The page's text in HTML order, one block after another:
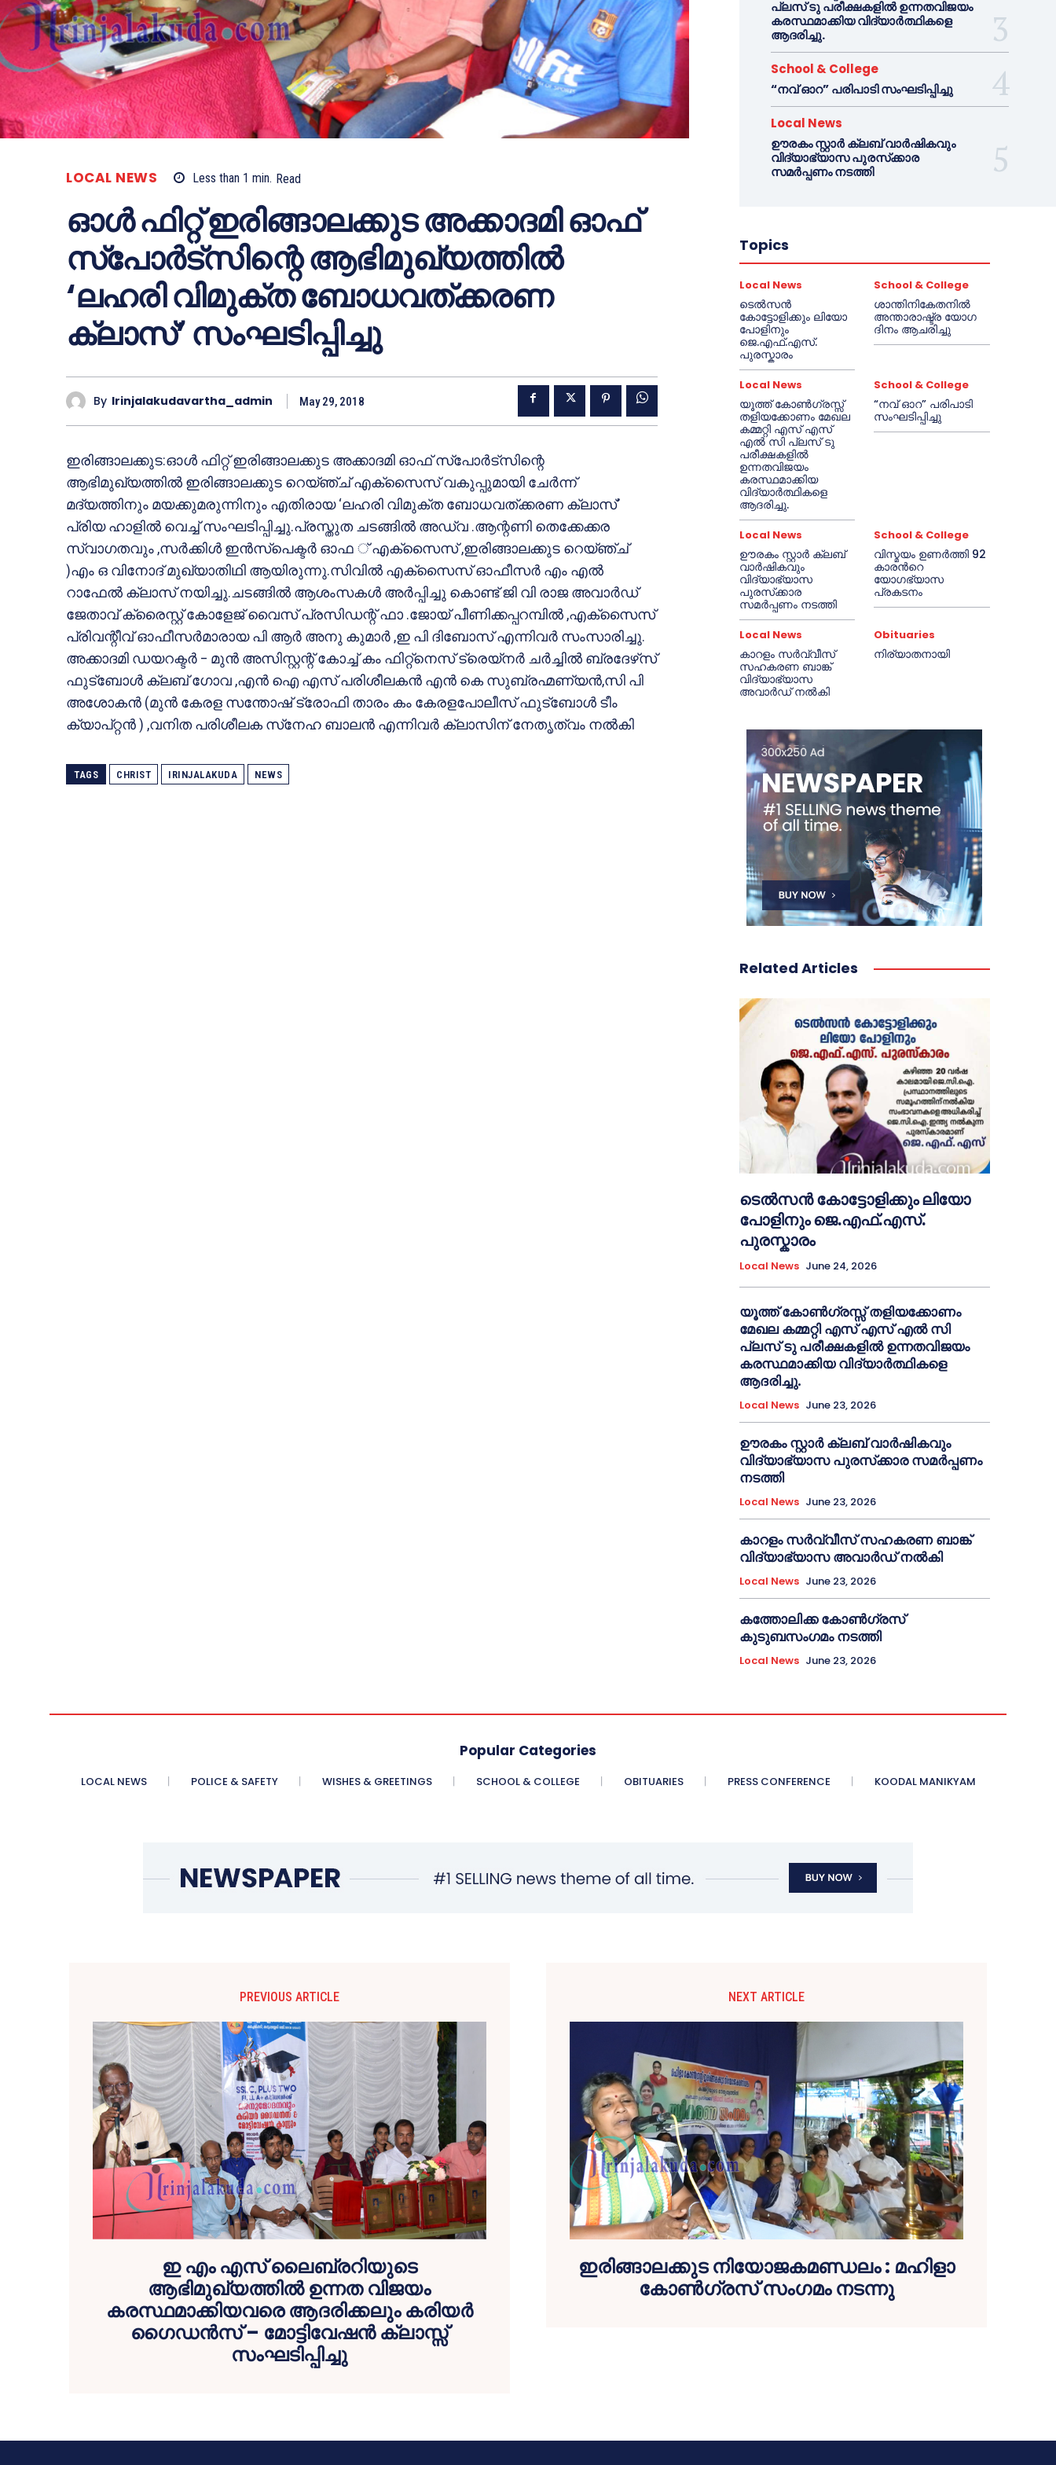
LOCAL NEWS Less than 1 min. Read
ഓള്‍ ഫിറ്റ് ഇരിങ്ങാലക്കുട അക്കാദമി ഓഫ്
സ്‌പോര്‍ട്‌സിന്റെ ആഭിമുഖ്യത്തില്‍
‘ലഹരി വിമുക്ത ബോധവത്ക്കരണ
ക്ലാസ്’ സംഘടിപ്പിച്ചു
By Irinjalakudavartha_admin May 29, 2018
ഇരിങ്ങാലക്കുട:ഓള്‍ ഫിറ്റ് ഇരിങ്ങാലക്കുട അക്കാദമി ഓഫ് സ്‌പോര്‍ട്‌സിന്റെ
ആഭിമുഖ്യത്തില്‍ ഇരിങ്ങാലക്കുട റെയ്ഞ്ച് എക്‌സൈസ് വകുപ്പുമായി ചേര്‍ന്ന്
മദ്യത്തിനും മയക്കുമരുന്നിനും എതിരായ ‘ലഹരി വിമുക്ത ബോധവത്ക്കരണ ക്ലാസ്’
പ്രിയ ഹാളില്‍ വെച്ച് സംഘടിപ്പിച്ചു.പ്രസ്തുത ചടങ്ങില്‍ അഡ്വ .ആന്റണി തെക്കേക്കര
സ്വാഗതവും ,സര്‍ക്കിള്‍ ഇന്‍സ്‌പെക്ടര്‍ ഓഫ ് എക്‌സൈസ് ,ഇരിങ്ങാലക്കുട റെയ്ഞ്ച്
)എം ഒ വിനോദ് മുഖ്യാതിഥി ആയിരുന്നു.സിവില്‍ എക്‌സൈസ് ഓഫീസര്‍ എം എല്‍
റാഫേല്‍ ക്ലാസ് നയിച്ചു.ചടങ്ങില്‍ ആശംസകള്‍ അര്‍പ്പിച്ചു കൊണ്ട് ജി വി രാജ അവാര്‍ഡ്
ജേതാവ് ക്രൈസ്റ്റ് കോളേജ് വൈസ് പ്രസിഡന്റ് ഫാ .ജോയ് പീണിക്കപ്പറമ്പില്‍ ,എക്‌സൈസ്
പ്രിവന്റീവ് ഓഫീസര്‍മാരായ പി ആര്‍ അനു കുമാര്‍ ,ഇ പി ദിബോസ് എന്നിവര്‍ സംസാരിച്ചു.
അക്കാദമി ഡയറക്ടര്‍ – മുന്‍ അസിസ്റ്റന്റ് കോച്ച് കം ഫിറ്റ്‌നെസ് ട്രെയ്‌നര്‍ ചര്‍ച്ചില്‍ ബ്രദേഴ്‌സ്
ഫുട്‌ബോള്‍ ക്ലബ് ഗോവ ,എന്‍ ഐ എസ് പരിശീലകന്‍ എന്‍ കെ സുബ്രഹ്മണ്യന്‍,സി പി
അശോകന്‍ (മുന്‍ കേരള സന്തോഷ് ട്രോഫി താരം കം കേരളപോലീസ് ഫുട്‌ബോള്‍ ടീം
ക്യാപ്റ്റന്‍ ) ,വനിത പരിശീലക സ്‌നേഹ ബാലന്‍ എന്നിവര്‍ ക്ലാസിന് നേതൃത്വം നല്‍കി
TAGS CHRIST IRINJALAKUDA NEWS
പ്ലസ് ടു പരീക്ഷകളിൽ ഉന്നതവിജയം
കരസ്ഥമാക്കിയ വിദ്യാർത്ഥികളെ
ആദരിച്ചു.
School & College
“നവ് ഓറ” പരിപാടി സംഘടിപ്പിച്ചു
Local News
ഊരകം സ്റ്റാർ ക്ലബ് വാർഷികവും
വിദ്യാഭ്യാസ പുരസ്‌ക്കാര
സമർപ്പണം നടത്തി
Topics
Local News
ടെൽസൻ
കോട്ടോളിക്കും ലിയോ
പോളിനും
ജെ.എഫ്.എസ്.
പുരസ്കാരം
School & College
ശാന്തിനികേതനിൽ
അന്താരാഷ്ട്ര യോഗ
ദിനം ആചരിച്ചു
Local News
യൂത്ത് കോൺഗ്രസ്സ്
തളിയക്കോണം മേഖല
കമ്മറ്റി എസ് എസ്
എൽ സി പ്ലസ് ടു
പരീക്ഷകളിൽ
ഉന്നതവിജയം
കരസ്ഥമാക്കിയ
വിദ്യാർത്ഥികളെ
ആദരിച്ചു.
School & College
“നവ് ഓറ” പരിപാടി
സംഘടിപ്പിച്ചു
Local News
ഊരകം സ്റ്റാർ ക്ലബ്
വാർഷികവും
വിദ്യാഭ്യാസ
പുരസ്‌ക്കാര
സമർപ്പണം നടത്തി
School & College
വിസ്മയം ഉണർത്തി 92
കാരൻറെ
യോഗഭ്യാസ
പ്രകടനം
Local News
കാറളം സർവ്വീസ്
സഹകരണ ബാങ്ക്
വിദ്യാഭ്യാസ
അവാർഡ് നൽകി
Obituaries
നിര്യാതനായി
Related Articles
ടെൽസൻ കോട്ടോളിക്കും ലിയോ
പോളിനും ജെ.എഫ്.എസ്.
പുരസ്കാരം
Local News June 24, 2026
യൂത്ത് കോൺഗ്രസ്സ് തളിയക്കോണം
മേഖല കമ്മറ്റി എസ് എസ് എൽ സി
പ്ലസ് ടു പരീക്ഷകളിൽ ഉന്നതവിജയം
കരസ്ഥമാക്കിയ വിദ്യാർത്ഥികളെ
ആദരിച്ചു.
Local News June 23, 2026
ഊരകം സ്റ്റാർ ക്ലബ് വാർഷികവും
വിദ്യാഭ്യാസ പുരസ്‌ക്കാര സമർപ്പണം
നടത്തി
Local News June 23, 2026
കാറളം സർവ്വീസ് സഹകരണ ബാങ്ക്
വിദ്യാഭ്യാസ അവാർഡ് നൽകി
Local News June 23, 2026
കത്തോലിക്ക കോൺഗ്രസ്
കുടുബസംഗമം നടത്തി
Local News June 23, 2026
Popular Categories
LOCAL NEWS POLICE & SAFETY WISHES & GREETINGS SCHOOL & COLLEGE OBITUARIES PRESS CONFERENCE KOODAL MANIKYAM
PREVIOUS ARTICLE
ഇ എം എസ് ലൈബ്രറിയുടെ
ആഭിമുഖ്യത്തില്‍ ഉന്നത വിജയം
കരസ്ഥമാക്കിയവരെ ആദരിക്കലും കരിയര്‍
ഗൈഡന്‍സ് – മോട്ടിവേഷന്‍ ക്ലാസ്സ്
സംഘടിപ്പിച്ചു
NEXT ARTICLE
ഇരിങ്ങാലക്കുട നിയോജകമണ്ഡലം : മഹിളാ
കോണ്‍ഗ്രസ് സംഗമം നടന്നു